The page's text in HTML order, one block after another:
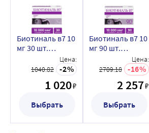
Биотиналь в7 10
мг 30 шт.
Цена:
1040.82
2
1 020₽
Выбрать
Биотиналь в7 10
мг 90 шт.
Цена:
2709.18
16
2 257₽
Выбрать